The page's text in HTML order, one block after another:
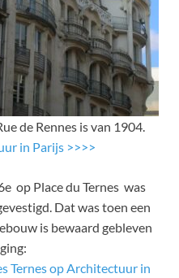
de Rennes is van 1904.
in Parijs >>>>
op Place du Ternes was
Dat was toen een
is bewaard gebleven
Ternes op Architectuur in